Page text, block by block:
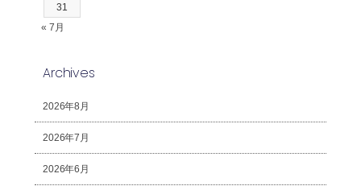
31
« 7月
Archives
2026年8月
2026年7月
2026年6月